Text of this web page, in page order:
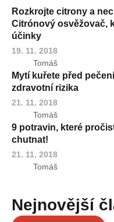
Rozkrojte citrony a
Citrónový osvěžovač,
účinky
19. 11. 2018
Tomáš
Mytí kuřete před
zdravotní rizika
21. 11. 2018
Tomáš
9 potravin, které
chutnat!
21. 11. 2018
Tomáš
Nejnovější